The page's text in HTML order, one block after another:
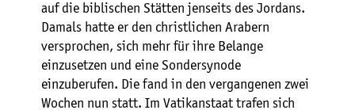
auf die biblischen Stätten jenseits des Jordans.
Damals hatte er den christlichen Arabern
versprochen, sich mehr für ihre Belange
einzusetzen und eine Sondersynode
einzuberufen. Die fand in den vergangenen zwei
Wochen nun statt. Im Vatikanstaat trafen sich